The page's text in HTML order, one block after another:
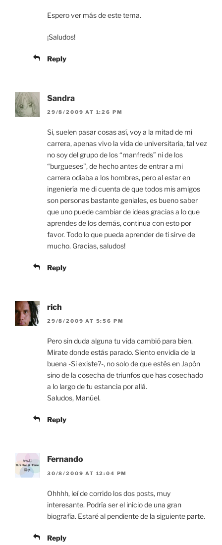
Espero ver más de este tema.
¡Saludos!
Reply
Sandra
29/8/2009 AT 1:26 PM
Si, suelen pasar cosas así, voy a la mitad de mi
carrera, apenas vivo la vida de universitaria, tal vez
no soy del grupo de los “manfreds” ni de los
“burgueses”, de hecho antes de entrar a mi
carrera odiaba a los hombres, pero al estar en
ingeniería me di cuenta de que todos mis amigos
son personas bastante geniales, es bueno saber
que uno puede cambiar de ideas gracias a lo que
aprendes de los demás, continua con esto por
favor. Todo lo que pueda aprender de ti sirve de
mucho. Gracias, saludos!
Reply
rich
29/8/2009 AT 5:56 PM
Pero sin duda alguna tu vida cambió para bien.
Mirate donde estás parado. Siento envidia de la
buena -Si existe?-, no solo de que estés en Japón
sino de la cosecha de triunfos que has cosechado
a lo largo de tu estancia por allá.
Saludos, Manúel.
Reply
Fernando
30/8/2009 AT 12:04 PM
Ohhhh, leí de corrido los dos posts, muy
interesante. Podría ser el inicio de una gran
biografía. Estaré al pendiente de la siguiente parte.
Reply